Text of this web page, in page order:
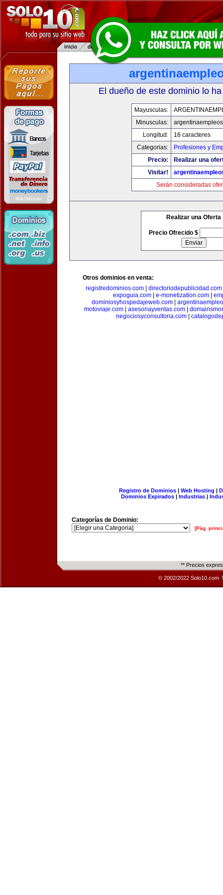
El dueño de este dominio lo
Mayusculas:
Minusculas:
Longitud:
16 caracteres
Categorias:
Profesiones y
Precio:
Realizar una
Visitar!
Serán consideradas
Realizar una Oferta
Precio Ofrecido $
Otros dominios en venta:
registredominios.com| directoriodepublicidad.com
expoguia.com| e-monetization.com|
dominiosyhospedajeweb.com
motoviaje.com
asesoriayventas.com
negociosyconsultoria.com|
Registro de Dominios| Web Hosting |
Dominios Expirados | Industrias |
Categorías de Dominio:
[Pág.
** Precios
© 2002/2022 Solo10.com